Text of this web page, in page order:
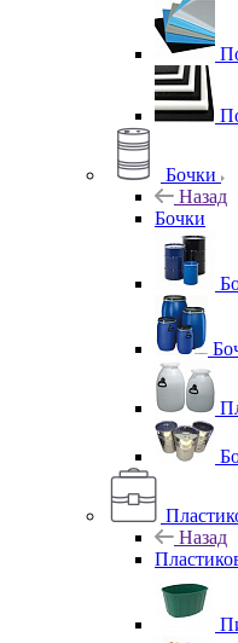
Бочки
Назад
Бочки
Назад